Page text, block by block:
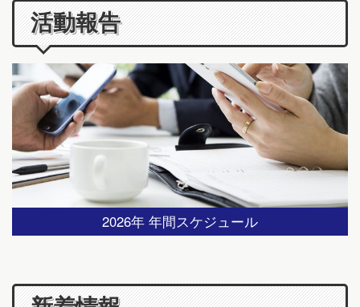
活動報告
2026年 年間スケジュール